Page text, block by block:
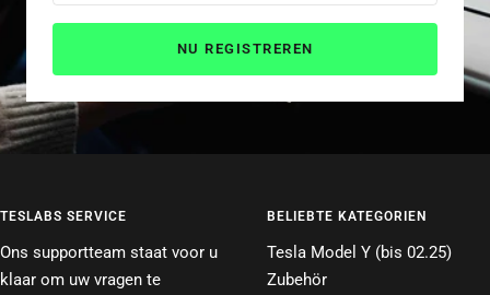
NU REGISTREREN
TESLABS SERVICE
Ons supportteam staat voor u
klaar om uw vragen te
BELIEBTE KATEGORIEN
Tesla Model Y (bis 02.25)
Zubehör